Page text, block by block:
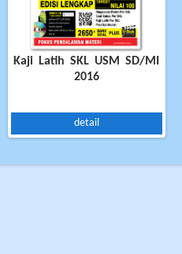
Kaji Latih SKL USM SD/MI
2016
detail